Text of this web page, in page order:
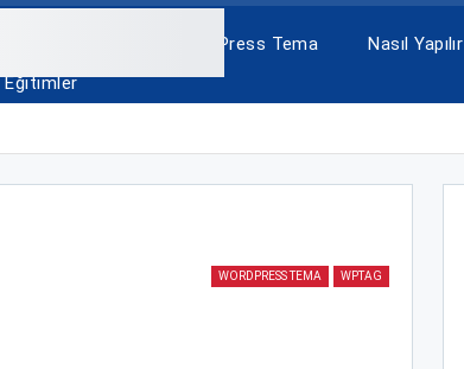
WordPress Tema Nasıl Yapılır
Eğitimler
WORDPRESS TEMA WPTAG